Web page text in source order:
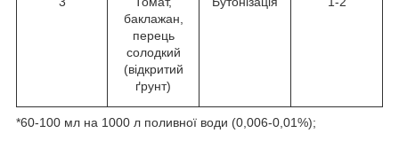
баклажан,
перець
солодкий
(відкритий
ґрунт)
*60-100 мл на 1000 л поливної води (0,006-0,01%);